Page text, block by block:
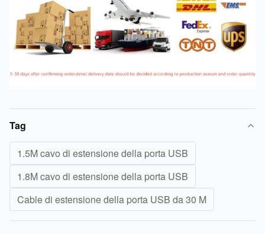
Tag
1.5M cavo di estensione della porta USB
1.8M cavo di estensione della porta USB
Cable di estensione della porta USB da 30 M